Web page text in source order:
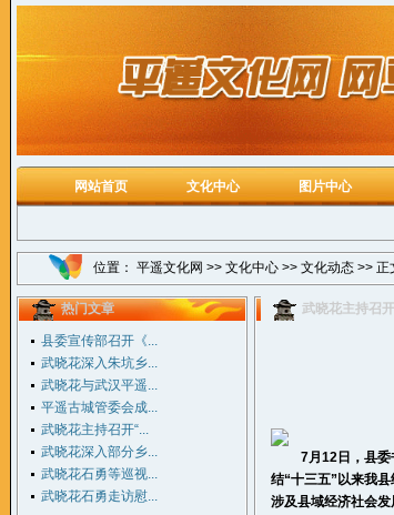
网站首页 文化中心 图片中心
位置： 平遥文化网 >> 文化中心 >> 文化动态 >> 正
热门文章
县委宣传部召开《...
武晓花深入朱坑乡...
武晓花与武汉平遥...
平遥古城管委会成...
武晓花主持召开“...
武晓花深入部分乡...
武晓花石勇等巡视...
武晓花石勇走访慰...
武晓花主持召
7月12日，县委书
结“十三五”以来我
涉及县域经济社会发